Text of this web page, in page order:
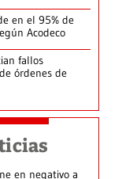
en el 95% de
Acodeco
fallos
órdenes de
en negativo a